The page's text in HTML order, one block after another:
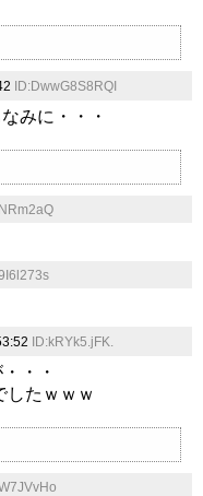
ID:DwwG8S8RQI
みに・・・
ID:kRYk5.jFK.
・・
たｗｗｗ